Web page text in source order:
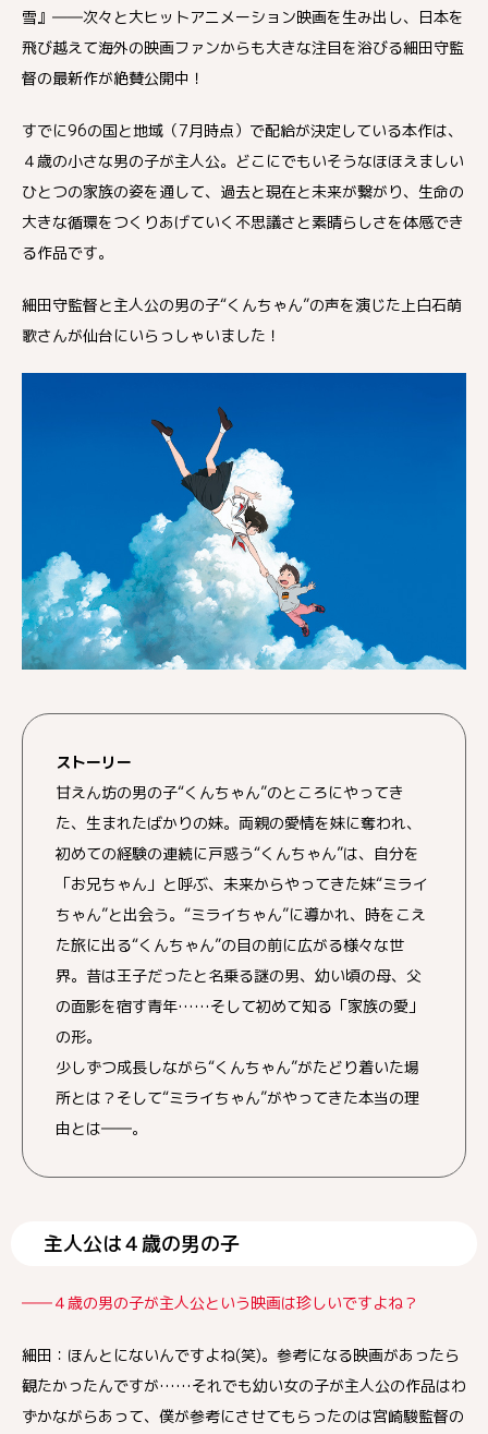
雪』――次々と大ヒットアニメーション映画を生み出し、日本を
飛び越えて海外の映画ファンからも大きな注目を浴びる細田守監
督の最新作が絶賛公開中！
すでに96の国と地域（7月時点）で配給が決定している本作は、
４歳の小さな男の子が主人公。どこにでもいそうなほほえましい
ひとつの家族の姿を通して、過去と現在と未来が繋がり、生命の
大きな循環をつくりあげていく不思議さと素晴らしさを体感でき
る作品です。
細田守監督と主人公の男の子“くんちゃん”の声を演じた上白石萌
歌さんが仙台にいらっしゃいました！
ストーリー
甘えん坊の男の子“くんちゃん”のところにやってき
た、生まれたばかりの妹。両親の愛情を妹に奪われ、
初めての経験の連続に戸惑う“くんちゃん”は、自分を
「お兄ちゃん」と呼ぶ、未来からやってきた妹“ミライ
ちゃん”と出会う。“ミライちゃん”に導かれ、時をこえ
た旅に出る“くんちゃん”の目の前に広がる様々な世
界。昔は王子だったと名乗る謎の男、幼い頃の母、父
の面影を宿す青年……そして初めて知る「家族の愛」
の形。
少しずつ成長しながら“くんちゃん”がたどり着いた場
所とは？そして“ミライちゃん”がやってきた本当の理
由とは――。
主人公は４歳の男の子
――４歳の男の子が主人公という映画は珍しいですよね？
細田：ほんとにないんですよね(笑)。参考になる映画があったら
観たかったんですが……それでも幼い女の子が主人公の作品はわ
ずかながらあって、僕が参考にさせてもらったのは宮崎駿監督の